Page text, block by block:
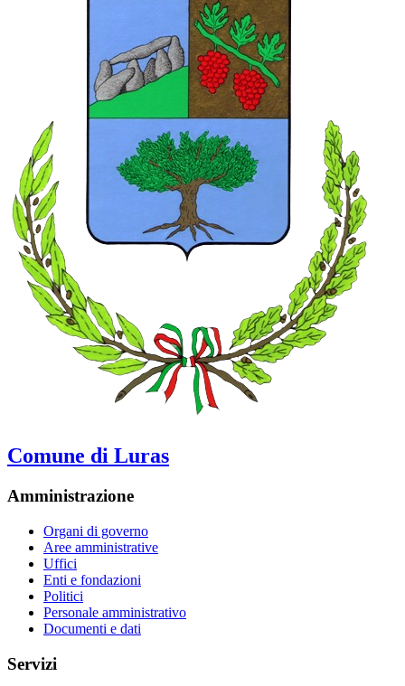
Comune di Luras
Amministrazione
Organi di governo
Aree amministrative
Uffici
Enti e fondazioni
Politici
Personale amministrativo
Documenti e dati
Servizi